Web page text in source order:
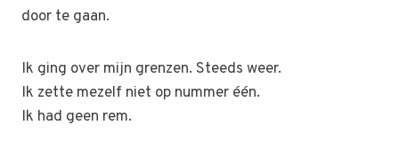
door te gaan.
Ik ging over mijn grenzen. Steeds weer.
Ik zette mezelf niet op nummer één.
Ik had geen rem.